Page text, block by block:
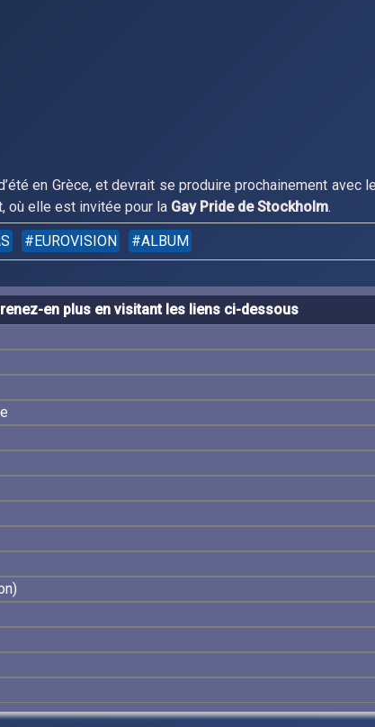
en Grèce, et devrait se produire prochainement avec
où elle est invitée pour la Gay Pride de Stockholm.
EUROVISION ALBUM
en plus en visitant les liens ci-dessous